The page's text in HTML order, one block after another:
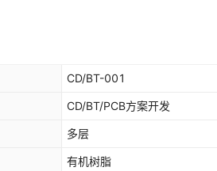
CD/BT-001
CD/BT/PCB方案开发
多层
有机树脂